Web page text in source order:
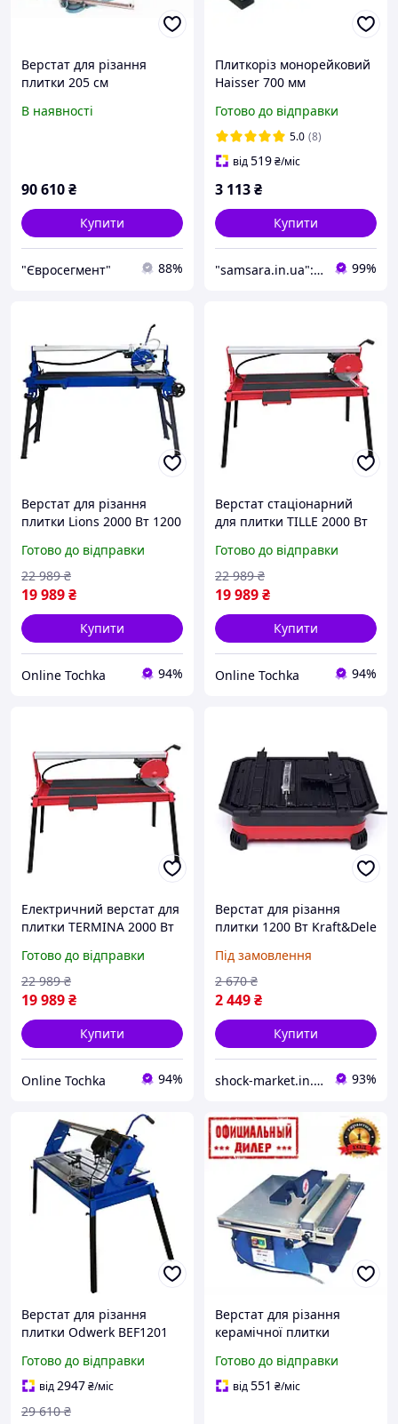
Верстат для різання
плитки 205 см
В наявності
90 610₴
Купити
"Євросегмент" 88%
Плиткоріз монорейковий
Haisser 700 мм
Верстат для різання
плитки Ручний плиткоріз
Готово до відправки
5.0 (8)
від519₴/міс
3 113₴
Купити
"samsara.in.ua": Інтернет-магазин інструментів, садової та побутової техніки 99%
Верстат для різання
плитки Lions 2000 Вт 1200
мармуру верстат для
різання керамограніту
Готово до відправки
19 989₴
22 989 ₴
Купити
Online Tochka 94%
Верстат стаціонарний
для плитки TILLE 2000 Вт
плиткоріз каменерізний
верстат
Готово до відправки
19 989₴
22 989 ₴
Купити
Online Tochka 94%
Електричний верстат для
плитки TERMINA 2000 Вт
нахилом диска
стаціонарний плиткоріз
Готово до відправки
19 989₴
22 989 ₴
Купити
Online Tochka 94%
Верстат для різання
плитки 1200 Вт Kraft&Dele
керамічної плитки
Під замовлення
2 449₴
2 670 ₴
Купити
shock-market.in.ua 93%
Верстат для різання
плитки Odwerk BEF1201
Готово до відправки
від2947₴/міс
29 610 ₴
Верстат для різання
керамічної плитки
Готово до відправки
від551 ₴/міс